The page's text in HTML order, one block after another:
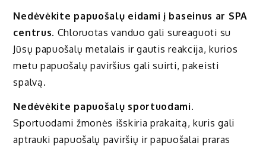
Nedėvėkite papuošalų eidami į baseinus ar SPA
centrus. Chloruotas vanduo gali sureaguoti su
Jūsų papuošalų metalais ir gautis reakcija, kurios
metu papuošalų paviršius gali suirti, pakeisti
spalvą.
Nedėvėkite papuošalų sportuodami.
Sportuodami žmonės išskiria prakaitą, kuris gali
aptrauki papuošalų paviršių ir papuošalai praras